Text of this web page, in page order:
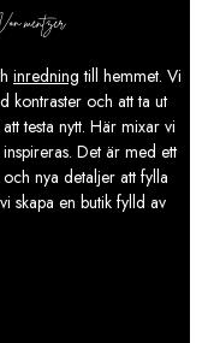
inredning till hemmet. Vi
kontraster och att ta ut
testa nytt. Här mixar vi
Det är med ett
nya detaljer att fylla
skapa en butik fylld av